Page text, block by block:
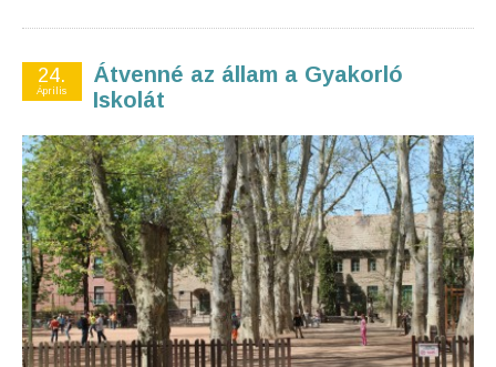
24.
Április
Átvenné az állam a Gyakorló
Iskolát